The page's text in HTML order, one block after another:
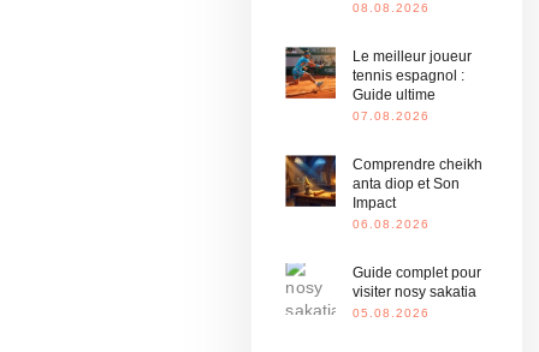
08.08.2026
Le meilleur joueur
tennis espagnol :
Guide ultime
07.08.2026
Comprendre cheikh
anta diop et Son
Impact
06.08.2026
Guide complet pour
visiter nosy sakatia
05.08.2026